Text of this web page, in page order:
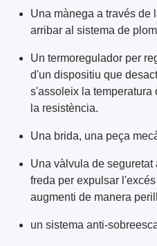
Una mànega a través de
arribar al sistema de
Un termoregulador per
d'un dispositiu que
s'assoleix la temperatura
la resistència.
Una brida, una peça
Una vàlvula de
freda per expulsar
augmenti de manera
un sistema anti-